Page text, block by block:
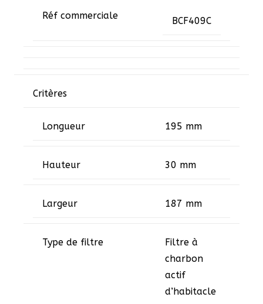
Réf commerciale BCF409C
Critères
Longueur 195 mm
Hauteur 30 mm
Largeur 187 mm
Type de filtre
Filtre à
charbon
actif
d’habitacle